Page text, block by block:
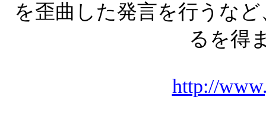
を歪曲した発言を行うな
るを得
http://